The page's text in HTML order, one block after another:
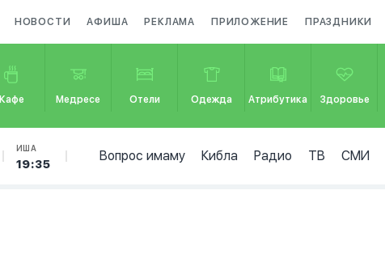
НОВОСТИ АФИША РЕКЛАМА ПРИЛОЖЕНИЕ ПРАЗДНИКИ
Кафе Медресе Отели Одежда Атрибутика Здоровье
ИША
19:35
Вопрос имаму Кибла Радио ТВ СМИ